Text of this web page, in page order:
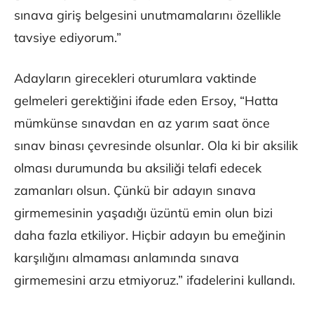
sınava giriş belgesini unutmamalarını özellikle
tavsiye ediyorum.”
Adayların girecekleri oturumlara vaktinde
gelmeleri gerektiğini ifade eden Ersoy, “Hatta
mümkünse sınavdan en az yarım saat önce
sınav binası çevresinde olsunlar. Ola ki bir aksilik
olması durumunda bu aksiliği telafi edecek
zamanları olsun. Çünkü bir adayın sınava
girmemesinin yaşadığı üzüntü emin olun bizi
daha fazla etkiliyor. Hiçbir adayın bu emeğinin
karşılığını almaması anlamında sınava
girmemesini arzu etmiyoruz.” ifadelerini kullandı.